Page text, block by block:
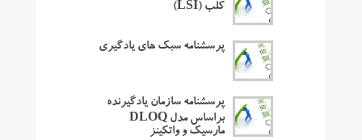
کلب (LSI)
پرسشنامه سبک های یادگیری
پرسشنامه سازمان یادگیرنده
براساس مدل DLOQ
مارسیک و واتکینز